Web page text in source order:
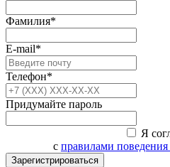
Фамилия*
E-mail*
Телефон*
Придумайте пароль
Я
с правилами
Зарегистрироваться